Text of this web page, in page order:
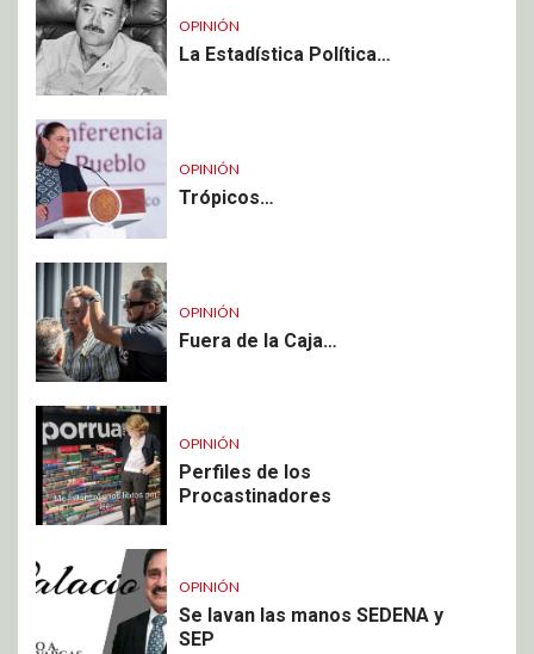
OPINIÓN
La Estadística Política…
OPINIÓN
Trópicos…
OPINIÓN
Fuera de la Caja…
OPINIÓN
Perfiles de los
Procastinadores
OPINIÓN
Se lavan las manos SEDENA y
SEP